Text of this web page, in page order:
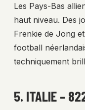
Les Pays-Bas
haut niveau. Des
Frenkie de Jong
football
techniquement
5. ITALIE –